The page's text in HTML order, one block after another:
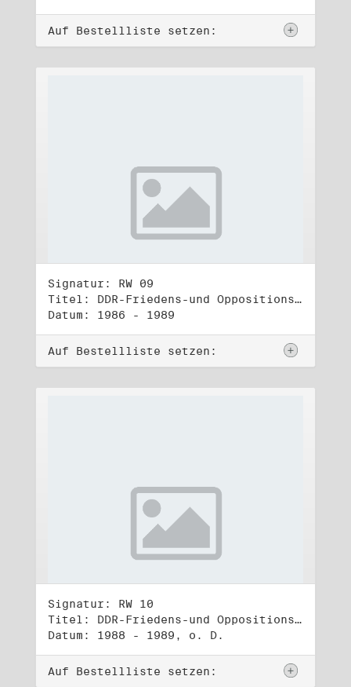
Auf Bestellliste setzen:
Signatur: RW 09
Titel: DDR-Friedens-und Oppositionsbewegung (2)
Datum: 1986 - 1989
Auf Bestellliste setzen:
Signatur: RW 10
Titel: DDR-Friedens-und Oppositionsbewegung (3)
Datum: 1988 - 1989, o. D.
Auf Bestellliste setzen: